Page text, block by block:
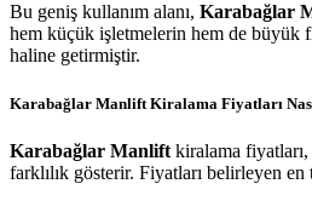
Bu geniş kullanım alanı, Karabağlar
hem küçük işletmelerin hem de büyük
haline getirmiştir.
Karabağlar Manlift Kiralama Fiyatları
Karabağlar Manlift kiralama
farklılık gösterir. Fiyatları belirleyen en